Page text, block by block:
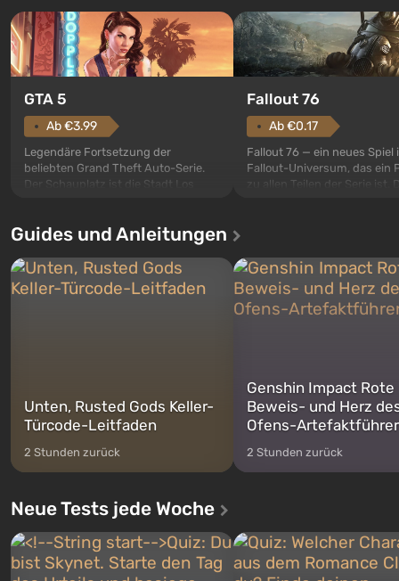
GTA 5
Ab €3.99
Legendäre Fortsetzung der
beliebten Grand Theft Auto-Serie.
Der Schauplatz ist die Stadt Los
ersten Mal erzählt das Spiel die
Charakteren: Michael, Trevor und
Franklin, zwischen denen Sie
jederzeit...
Fallout 76
Ab €0.17
Fallout 76 — ein neues Spiel
Fallout-Universum, das ein
zu allen Teilen der Serie ist.
nach dem Abwurf von
auf Amerika geöffnet wird.
Guides und Anleitungen
Unten, Rusted Gods Keller-
Türcode-Leitfaden
2 Stunden zurück
Genshin Impact Rote
Beweis- und Herz
Ofens-Artefaktführer
2 Stunden zurück
Neue Tests jede Woche